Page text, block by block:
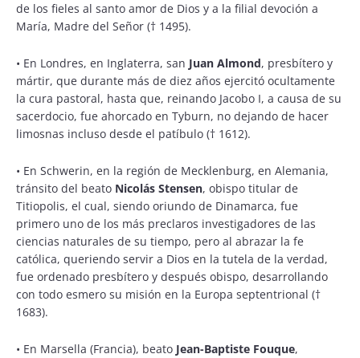
de los fieles al santo amor de Dios y a la filial devoción a
María, Madre del Señor († 1495).
• En Londres, en Inglaterra, san Juan Almond, presbítero y
mártir, que durante más de diez años ejercitó ocultamente
la cura pastoral, hasta que, reinando Jacobo I, a causa de su
sacerdocio, fue ahorcado en Tyburn, no dejando de hacer
limosnas incluso desde el patíbulo († 1612).
• En Schwerin, en la región de Mecklenburg, en Alemania,
tránsito del beato Nicolás Stensen, obispo titular de
Titiopolis, el cual, siendo oriundo de Dinamarca, fue
primero uno de los más preclaros investigadores de las
ciencias naturales de su tiempo, pero al abrazar la fe
católica, queriendo servir a Dios en la tutela de la verdad,
fue ordenado presbítero y después obispo, desarrollando
con todo esmero su misión en la Europa septentrional (†
1683).
• En Marsella (Francia), beato Jean-Baptiste Fouque,